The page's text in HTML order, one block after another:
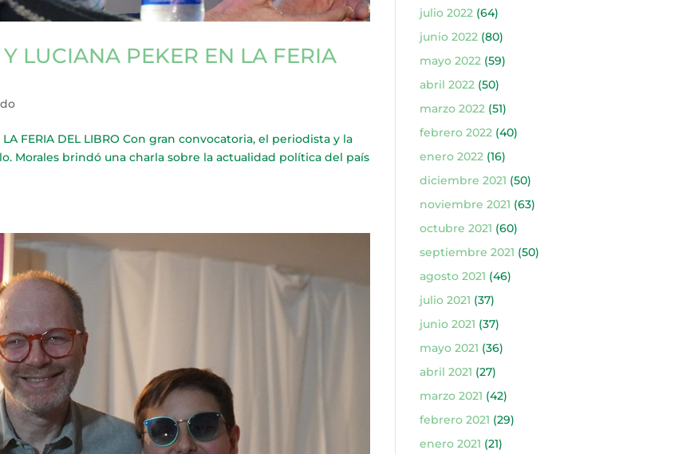
LUCIANA PEKER EN LA FERIA
LA FERIA DEL LIBRO Con gran convocatoria, el periodista y la
Morales brindó una charla sobre la actualidad política del país
julio 2022(64)
junio 2022(80)
mayo 2022(59)
abril 2022(50)
marzo 2022(51)
febrero 2022(40)
enero 2022(16)
diciembre 2021 (50)
noviembre 2021 (63)
octubre 2021 (60)
septiembre 2021 (50)
agosto 2021 (46)
julio 2021 (37)
junio 2021 (37)
mayo 2021 (36)
abril 2021 (27)
marzo 2021 (42)
febrero 2021 (29)
enero 2021 (21)